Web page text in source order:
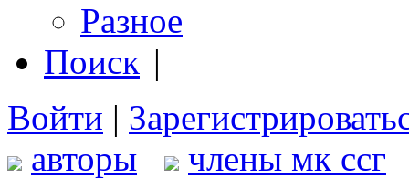
Разное
Поиск |
Войти |
авторы
члены мк ссг